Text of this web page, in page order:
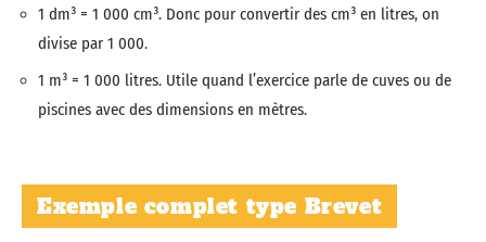
1 dm³ = 1 000 cm³. Donc pour convertir des cm³ en litres, on
divise par 1 000.
1 m³ = 1 000 litres. Utile quand l’exercice parle de cuves ou de
piscines avec des dimensions en mètres.
Exemple complet type Brevet